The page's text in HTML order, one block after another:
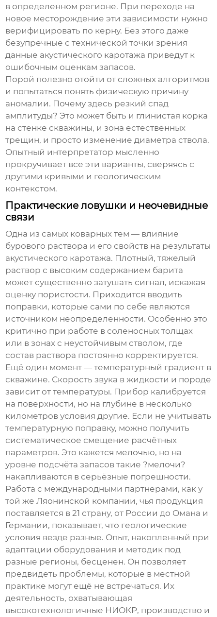
в определенном регионе. При переходе на
новое месторождение эти зависимости нужно
верифицировать по керну. Без этого даже
безупречные с технической точки зрения
данные акустического каротажа приведут к
ошибочным оценкам запасов.
Порой полезно отойти от сложных алгоритмов
и попытаться понять физическую причину
аномалии. Почему здесь резкий спад
амплитуды? Это может быть и глинистая корка
на стенке скважины, и зона естественных
трещин, и просто изменение диаметра ствола.
Опытный интерпретатор мысленно
прокручивает все эти варианты, сверяясь с
другими кривыми и геологическим
контекстом.
Практические ловушки и неочевидные
связи
Одна из самых коварных тем — влияние
бурового раствора и его свойств на результаты
акустического каротажа. Плотный, тяжелый
раствор с высоким содержанием барита
может существенно затушать сигнал, искажая
оценку пористости. Приходится вводить
поправки, которые сами по себе являются
источником неопределенности. Особенно это
критично при работе в соленосных толщах
или в зонах с неустойчивым стволом, где
состав раствора постоянно корректируется.
Ещё один момент — температурный градиент в
скважине. Скорость звука в жидкости и породе
зависит от температуры. Прибор калибруется
на поверхности, но на глубине в несколько
километров условия другие. Если не учитывать
температурную поправку, можно получить
систематическое смещение расчётных
параметров. Это кажется мелочью, но на
уровне подсчёта запасов такие ?мелочи?
накапливаются в серьёзные погрешности.
Работа с международными партнерами, как у
той же Ляонинской компании, чья продукция
поставляется в 21 страну, от России до Омана и
Германии, показывает, что геологические
условия везде разные. Опыт, накопленный при
адаптации оборудования и методик под
разные регионы, бесценен. Он позволяет
предвидеть проблемы, которые в местной
практике могут ещё не встречаться. Их
деятельность, охватывающая
высокотехнологичные НИОКР, производство и